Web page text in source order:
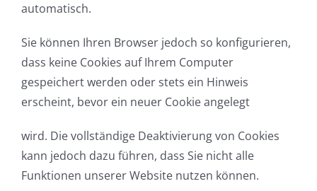
automatisch.
Sie können Ihren Browser jedoch so konfigurieren,
dass keine Cookies auf Ihrem Computer
gespeichert werden oder stets ein Hinweis
erscheint, bevor ein neuer Cookie angelegt
wird. Die vollständige Deaktivierung von Cookies
kann jedoch dazu führen, dass Sie nicht alle
Funktionen unserer Website nutzen können.